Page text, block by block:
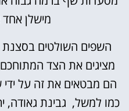
מישלן אחד
השפים השולטים
מציגים את הצד
הם מבטאים את זה על ידי
כמו למשל, גבינת גאודה,